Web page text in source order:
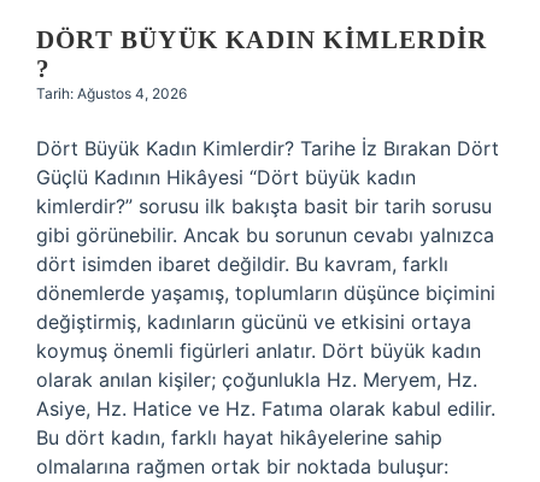
DÖRT BÜYÜK KADIN KIMLERDIR
?
Tarih: Ağustos 4, 2026
Dört Büyük Kadın Kimlerdir? Tarihe İz Bırakan Dört
Güçlü Kadının Hikâyesi “Dört büyük kadın
kimlerdir?” sorusu ilk bakışta basit bir tarih sorusu
gibi görünebilir. Ancak bu sorunun cevabı yalnızca
dört isimden ibaret değildir. Bu kavram, farklı
dönemlerde yaşamış, toplumların düşünce biçimini
değiştirmiş, kadınların gücünü ve etkisini ortaya
koymuş önemli figürleri anlatır. Dört büyük kadın
olarak anılan kişiler; çoğunlukla Hz. Meryem, Hz.
Asiye, Hz. Hatice ve Hz. Fatıma olarak kabul edilir.
Bu dört kadın, farklı hayat hikâyelerine sahip
olmalarına rağmen ortak bir noktada buluşur: